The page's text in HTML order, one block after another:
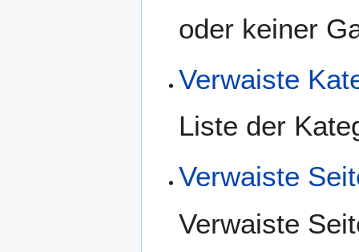
oder keiner
Verwaiste
Liste der
Verwaiste
Verwaiste